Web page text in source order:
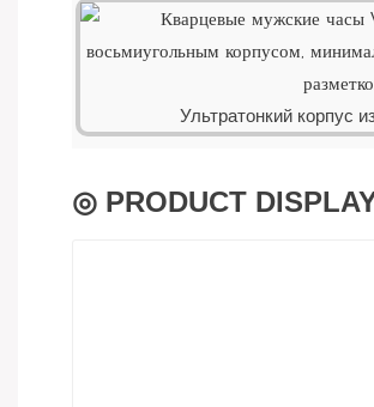
Ультратонкий корпус
◎ PRODUCT